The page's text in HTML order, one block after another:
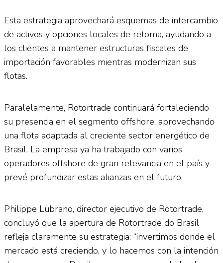
Esta estrategia aprovechará esquemas de intercambio
de activos y opciones locales de retoma, ayudando a
los clientes a mantener estructuras fiscales de
importación favorables mientras modernizan sus
flotas.
Paralelamente, Rotortrade continuará fortaleciendo
su presencia en el segmento offshore, aprovechando
una flota adaptada al creciente sector energético de
Brasil. La empresa ya ha trabajado con varios
operadores offshore de gran relevancia en el país y
prevé profundizar estas alianzas en el futuro.
Philippe Lubrano, director ejecutivo de Rotortrade,
concluyó que la apertura de Rotortrade do Brasil
refleja claramente su estrategia: “invertimos donde el
mercado está creciendo, y lo hacemos con la intención